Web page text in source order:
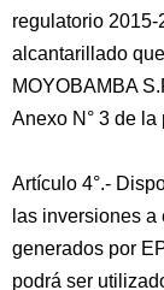
regulatorio
alcantarillado
MOYOBAMBA
Anexo N° 3 de
Artículo 4°.-
las inversiones
generados por
podrá ser